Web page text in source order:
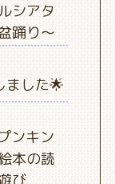
シアタ
踊り～
した🌟
ンキン
本の読